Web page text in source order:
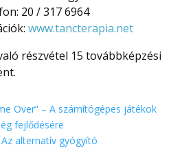
20 / 317 6964
www.tancterapia.net
részvétel 15 továbbképzési
Over” – A számítógépes játékok
fejlődésére
alternatív gyógyító